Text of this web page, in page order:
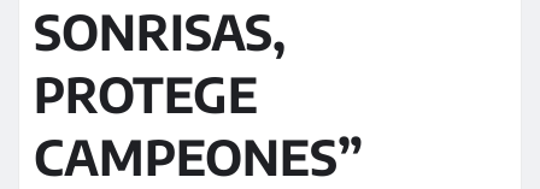
SONRISAS,
PROTEGE
CAMPEONES”